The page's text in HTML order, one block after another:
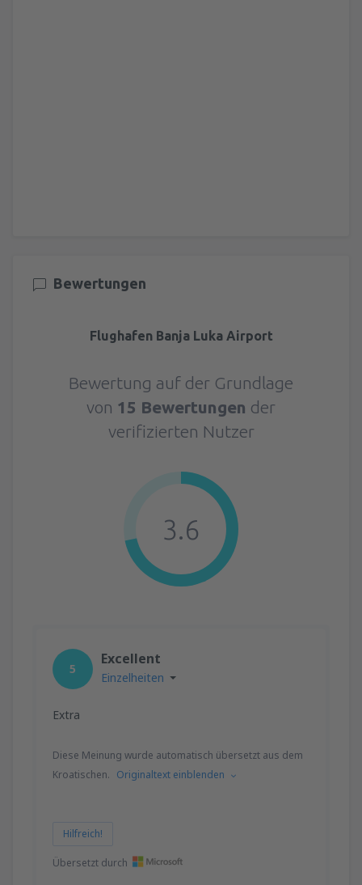
Bewertungen
Flughafen Banja Luka Airport
Bewertung auf der Grundlage
von 15 Bewertungen der
verifizierten Nutzer
3.6
5
Excellent
Einzelheiten
Extra
Diese Meinung wurde automatisch übersetzt aus dem
Kroatischen. Originaltext einblenden
Hilfreich!
Übersetzt durch